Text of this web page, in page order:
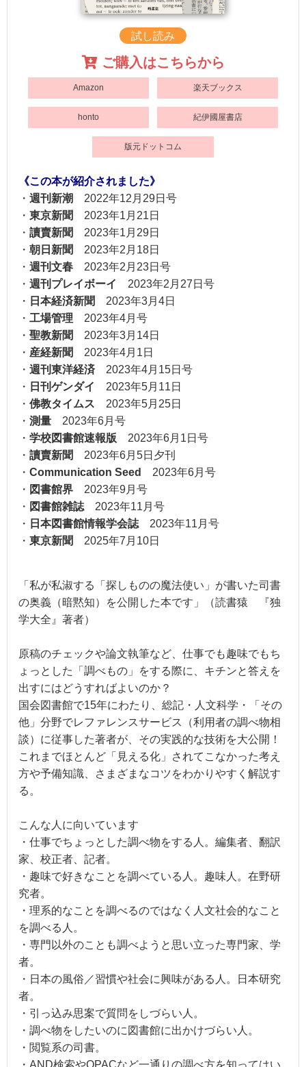
試し読み
ご購入はこちらから
Amazon 楽天ブックス
honto 紀伊國屋書店
版元ドットコム
《この本が紹介されました》
・ 週刊新潮
2022年12月29日号
・ 東京新聞
2023年1月21日
・ 讀賣新聞 2023年1月29日
・ 朝日新聞
2023年2月18日
・ 週刊文春 2023年2月23日号
・ 週刊プレイボーイ
2023年2月27日号
・ 日本経済新聞
2023年3月4日
・ 工場管理 2023年4月号
・ 聖教新聞
2023年3月14日
・ 産経新聞
2023年4月1日
・ 週刊東洋経済 2023年4月15日号
・ 日刊ゲンダイ
2023年5月11日
・ 佛教タイムス 2023年5月25日
・ 測量 2023年6月号
・ 学校図書館速報版 2023年6月1日号
・ 讀賣新聞 2023年6月5日夕刊
・ Communication Seed
2023年6月号
・ 図書館界 2023年9月号
・ 図書館雑誌 2023年11月号
・ 日本図書館情報学会誌 2023年11月号
・ 東京新聞 2025年7月10日
「私が私淑する「探しものの魔法使い」が書いた司書
の奥義（暗黙知）を公開した本です」（読書猿 『独
学大全』著者）
原稿のチェックや論文執筆など、仕事でも趣味でもち
ょっとした「調べもの」をする際に、キチンと答えを
出すにはどうすればよいのか？
国会図書館で15年にわたり、総記・人文科学・「その
他」分野でレファレンスサービス（利用者の調べ物相
談）に従事した著者が、その実践的な技術を大公開！
これまでほとんど「見える化」されてこなかった考え
方や予備知識、さまざまなコツをわかりやすく解説す
る。
こんな人に向いています
・仕事でちょっとした調べ物をする人。編集者、翻訳
家、校正者、記者。
・趣味で好きなことを調べている人。趣味人。在野研
究者。
・理系的なことを調べるのではなく人文社会的なこと
を調べる人。
・専門以外のことも調べようと思い立った専門家、学
者。
・日本の風俗／習慣や社会に興味がある人。日本研究
者。
・引っ込み思案で質問をしづらい人。
・調べ物をしたいのに図書館に出かけづらい人。
・閲覧系の司書。
・AND検索やOPACなど一通りの調べ方を知ってはい